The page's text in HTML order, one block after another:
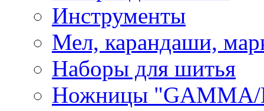
Инструменты
Мел, карандаши,
Наборы для шитья
Ножницы "GAMMA/